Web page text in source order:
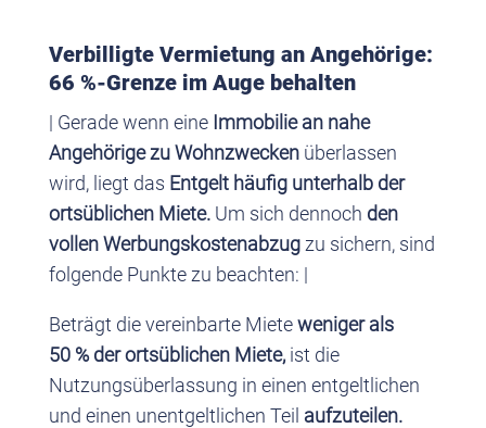
Verbilligte Vermietung an Angehörige:
66 %-Grenze im Auge behalten
| Gerade wenn eine Immobilie an nahe
Angehörige zu Wohnzweckenüberlassen
wird, liegt das Entgelt häufig unterhalb der
ortsüblichen Miete.Um sich dennoch den
vollen Werbungskostenabzugzu sichern, sind
folgende Punkte zu beachten: |
Beträgt die vereinbarte Mieteweniger als
50 % der ortsüblichen Miete,ist die
Nutzungsüberlassung in einen entgeltlichen
und einen unentgeltlichen Teil aufzuteilen.